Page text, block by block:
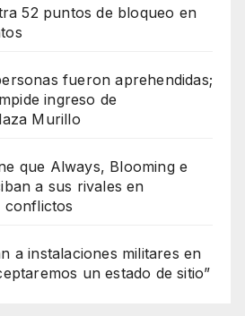
52 puntos de bloqueo en
fueron aprehendidas;
ingreso de
Murillo
que Always, Blooming e
a sus rivales en
conflictos
a instalaciones militares en
un estado de sitio”